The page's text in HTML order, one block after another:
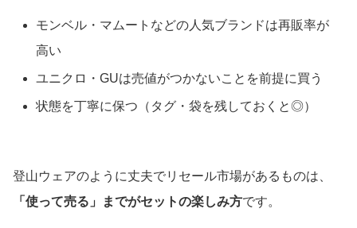
モンベル・マムートなどの人気ブランドは再販率が
高い
ユニクロ・GUは売値がつかないことを前提に買う
状態を丁寧に保つ（タグ・袋を残しておくと◎）
登山ウェアのように丈夫でリセール市場があるものは、
「使って売る」までがセットの楽しみ方です。